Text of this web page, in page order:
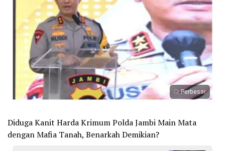
Perbesar
Diduga Kanit Harda Krimum Polda Jambi Main Mata
dengan Mafia Tanah, Benarkah Demikian?